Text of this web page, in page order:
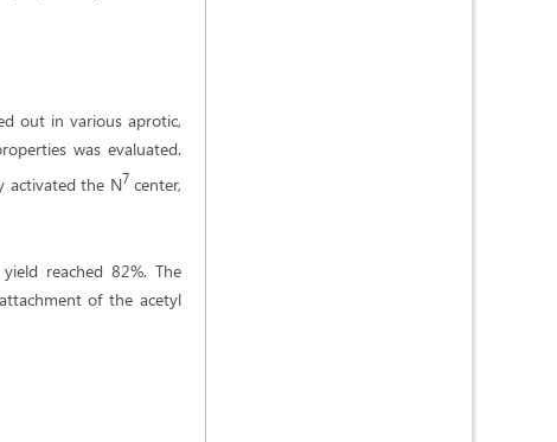
out in various aprotic,
was evaluated.
activated the N7 center,
reached 82%. The
of the acetyl